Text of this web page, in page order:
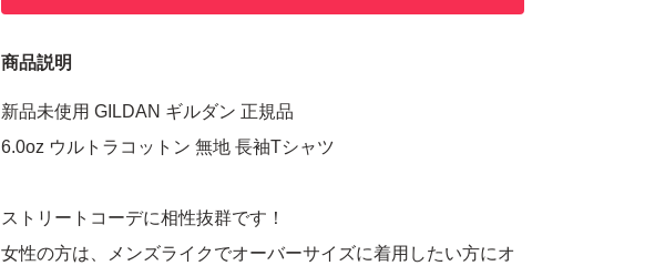
商品説明
新品未使用 GILDAN ギルダン 正規品
6.0oz ウルトラコットン 無地 長袖Tシャツ
ストリートコーデに相性抜群です！
女性の方は、メンズライクでオーバーサイズに着用したい方にオ